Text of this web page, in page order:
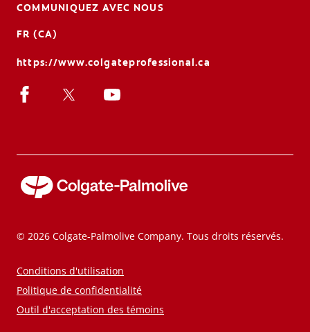
COMMUNIQUEZ AVEC NOUS
FR (CA)
https://www.colgateprofessional.ca
© 2026 Colgate-Palmolive Company. Tous droits réservés.
Conditions d'utilisation
Politique de confidentialité
Outil d'acceptation des témoins